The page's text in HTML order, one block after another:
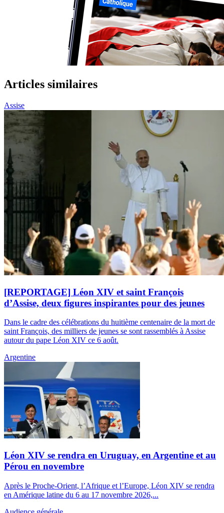
Articles similaires
Assise
[REPORTAGE] Léon XIV et saint François
d’Assise, deux figures inspirantes pour des jeunes
Dans le cadre des célébrations du huitième centenaire de la mort de
saint François, des milliers de jeunes se sont rassemblés à Assise
autour du pape Léon XIV ce 6 août.
Argentine
Léon XIV se rendra en Uruguay, en Argentine et au
Pérou en novembre
Après le Proche-Orient, l’Afrique et l’Europe, Léon XIV se rendra
en Amérique latine du 6 au 17 novembre 2026,...